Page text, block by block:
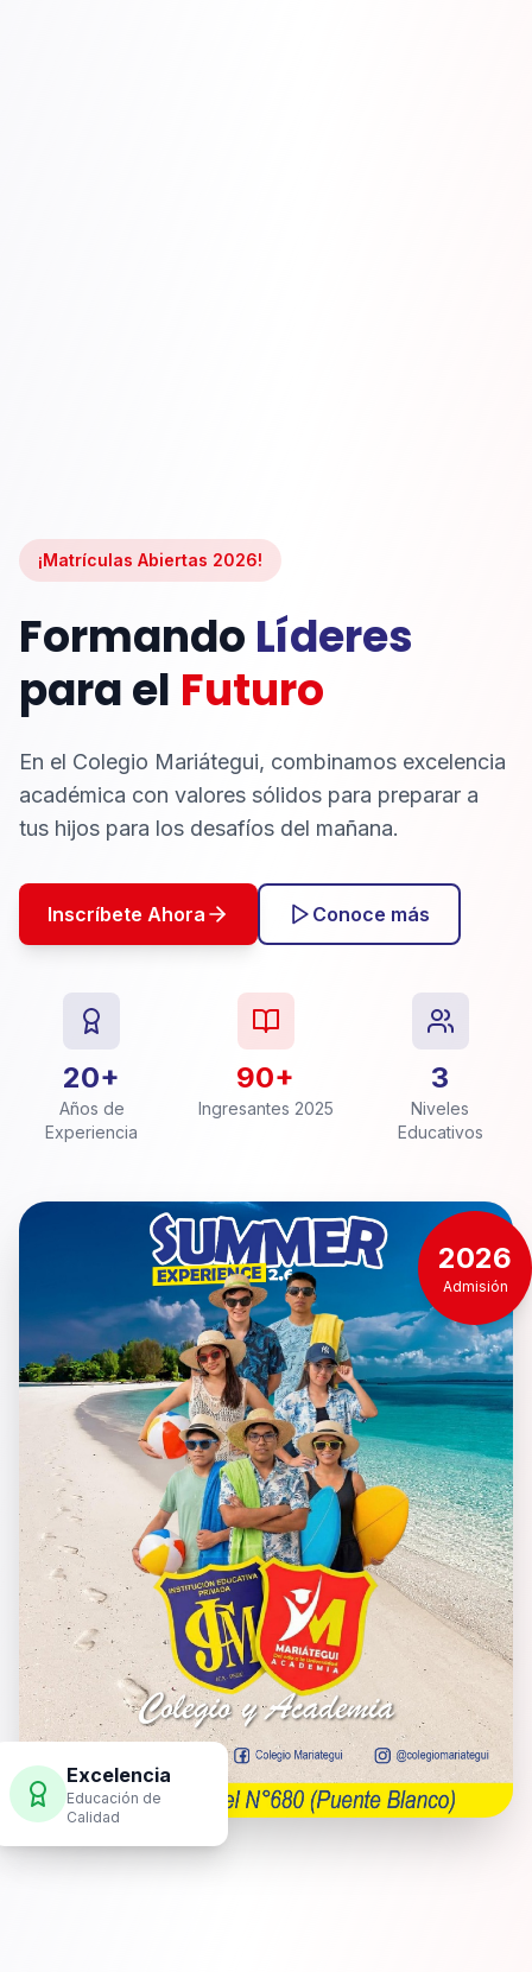
¡Matrículas Abiertas 2026!
Formando Líderes
para el Futuro
En el Colegio Mariátegui, combinamos excelencia
académica con valores sólidos para preparar a
tus hijos para los desafíos del mañana.
Inscríbete Ahora Conoce más
20+
Años de
Experiencia
90+
Ingresantes 2025
3
Niveles
Educativos
Excelencia
Educación de
Calidad
2026
Admisión